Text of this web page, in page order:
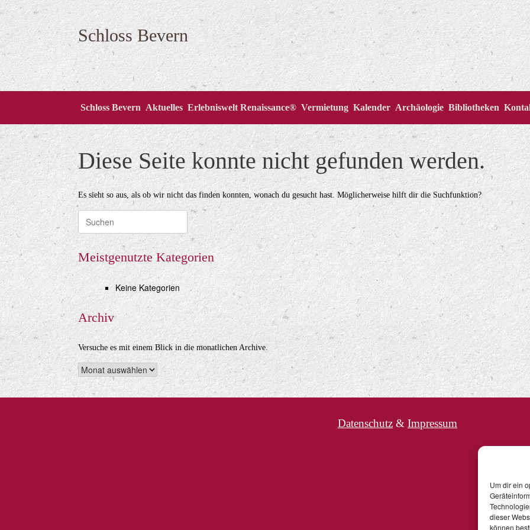
Um dir ein
dieser
können
Zum
Inhalt
springen
Schloss Bevern
Schloss Bevern Aktuelles Erlebniswelt Renaissance® Vermietung Kalender Archäologie Bibliotheken
Diese Seite konnte nicht gefunden werden.
Es sieht so aus, als ob wir nicht das finden konnten, wonach du gesucht hast. Möglicherweise hilft dir die Suchfunktion?
Suche
nach:
Meistgenutzte Kategorien
Keine Kategorien
Archiv
Versuche es mit einem Blick in die monatlichen Archive.
Archiv
Datenschutz & Impressum